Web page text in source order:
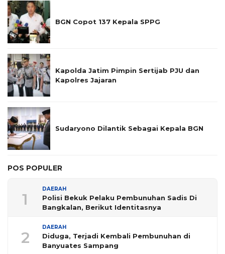
BGN Copot 137 Kepala SPPG
Kapolda Jatim Pimpin Sertijab PJU dan
Kapolres Jajaran
Sudaryono Dilantik Sebagai Kepala BGN
POS POPULER
1
DAERAH
Polisi Bekuk Pelaku Pembunuhan Sadis Di
Bangkalan, Berikut Identitasnya
2
DAERAH
Diduga, Terjadi Kembali Pembunuhan di
Banyuates Sampang